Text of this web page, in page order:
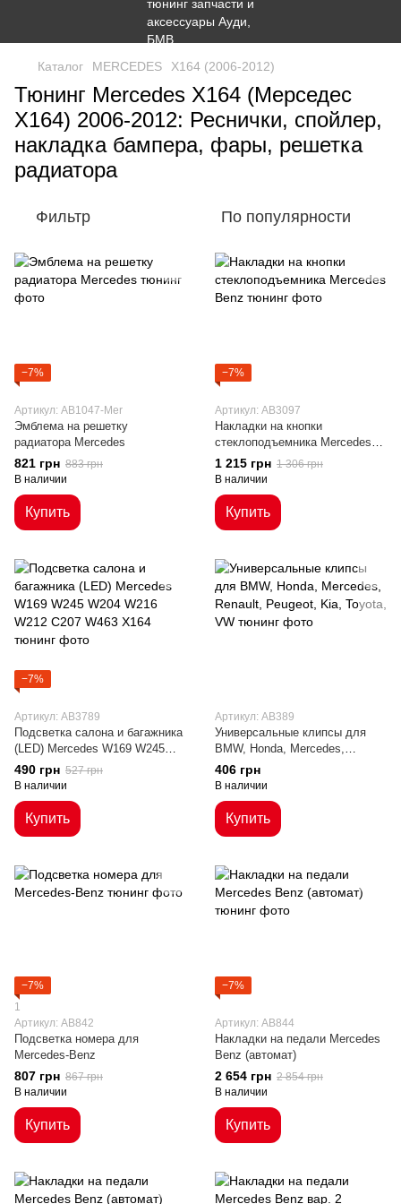
Каталог MERCEDES X164 (2006-2012)
Тюнинг Mercedes X164 (Мерседес
Х164) 2006-2012: Реснички, спойлер,
накладка бампера, фары, решетка
радиатора
Фильтр По популярности
−7%
Артикул: AB1047-Mer
Эмблема на решетку
радиатора Mercedes
821 грн 883 грн
В наличии
Купить
−7%
Артикул: AB3097
Накладки на кнопки
стеклоподъемника Mercedes
Benz
1 215 грн 1 306 грн
В наличии
Купить
−7%
Артикул: AB3789
Подсветка салона и багажника
(LED) Mercedes W169 W245
W204 W216 W212 C207 W463
X164
490 грн 527 грн
В наличии
Купить
Артикул: AB389
Универсальные клипсы для
BMW, Honda, Mercedes,
Renault, Peugeot, Kia, Toyota,
VW
406 грн
В наличии
Купить
−7%
1
Артикул: AB842
Подсветка номера для
Mercedes-Benz
807 грн 867 грн
В наличии
Купить
−7%
Артикул: AB844
Накладки на педали Mercedes
Benz (автомат)
2 654 грн 2 854 грн
В наличии
Купить